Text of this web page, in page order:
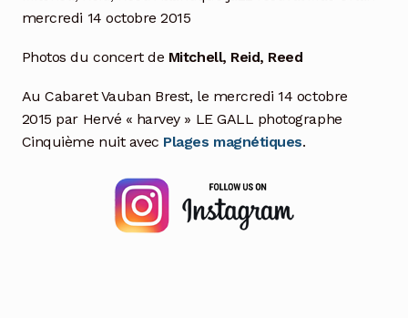
mercredi 14 octobre 2015
Photos du concert de Mitchell, Reid, Reed
Au Cabaret Vauban Brest, le mercredi 14 octobre
2015 par Hervé « harvey » LE GALL photographe
Cinquième nuit avec Plages magnétiques.